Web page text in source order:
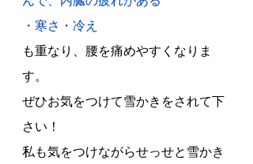
・寒さ・冷え
も重なり、腰を痛めやすくなりま
す。
ぜひお気をつけて雪かきをされて下
さい！
私も気をつけながらせっせと雪かき